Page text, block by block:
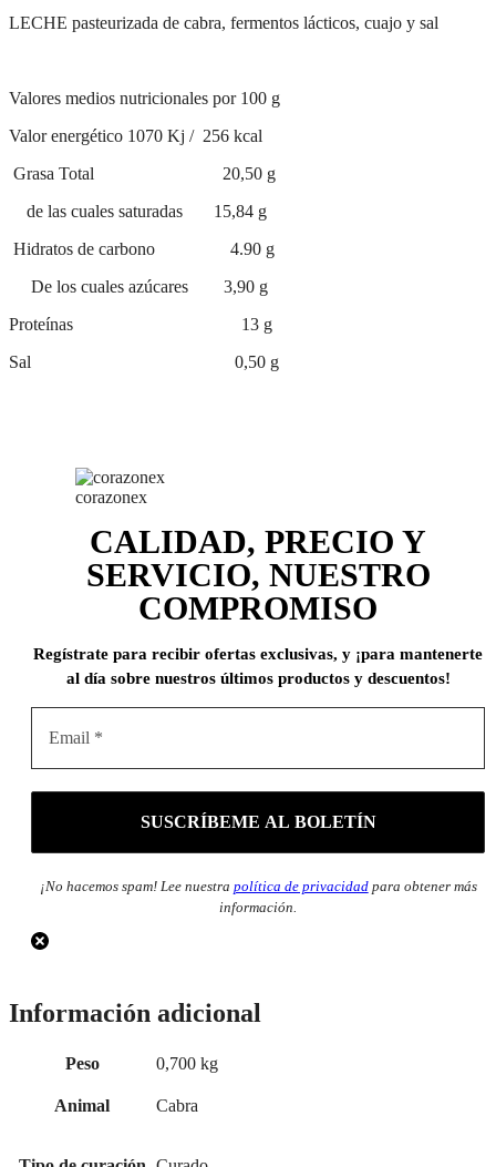
LECHE pasteurizada de cabra, fermentos lácticos, cuajo y sal
Valores medios nutricionales por 100 g
Valor energético 1070 Kj / 256 kcal
Grasa Total 20,50 g
de las cuales saturadas 15,84 g
Hidratos de carbono 4.90 g
De los cuales azúcares 3,90 g
Proteínas 13 g
Sal 0,50 g
corazonex
CALIDAD, PRECIO Y
SERVICIO, NUESTRO
COMPROMISO
Regístrate para recibir ofertas exclusivas, y ¡para mantenerte
al día sobre nuestros últimos productos y descuentos!
¡No hacemos spam! Lee nuestra política de privacidadpara obtener más
información.
Información adicional
Peso 0,700 kg
Animal Cabra